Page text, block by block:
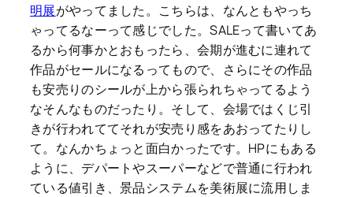
明展がやってました。こちらは、なんともやっち
ゃってるなーって感じでした。SALEって書いてあ
るから何事かとおもったら、会期が進むに連れて
作品がセールになるってもので、さらにその作品
も安売りのシールが上から張られちゃってるよう
なそんなものだったり。そして、会場ではくじ引
きが行われててそれが安売り感をあおってたりし
て。なんかちょっと面白かったです。HPにもある
ように、デパートやスーパーなどで普通に行われ
ている値引き、景品システムを美術展に流用しま